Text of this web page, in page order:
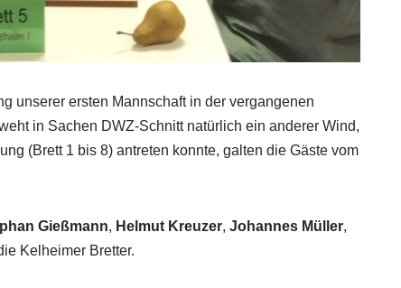
unserer ersten Mannschaft in der vergangenen
in Sachen DWZ-Schnitt natürlich ein anderer Wind,
(Brett 1 bis 8) antreten konnte, galten die Gäste vom
Gießmann, Helmut Kreuzer, Johannes Müller,
Kelheimer Bretter.